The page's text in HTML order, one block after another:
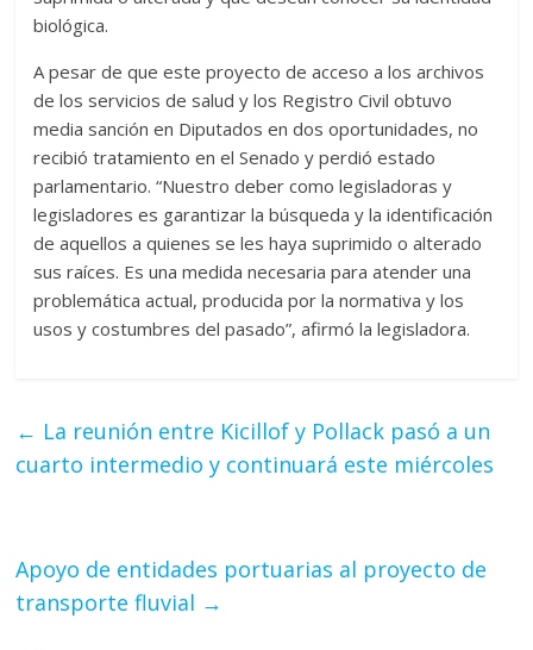
biológica.
A pesar de que este proyecto de acceso a los archivos
de los servicios de salud y los Registro Civil obtuvo
media sanción en Diputados en dos oportunidades, no
recibió tratamiento en el Senado y perdió estado
parlamentario. “Nuestro deber como legisladoras y
legisladores es garantizar la búsqueda y la identificación
de aquellos a quienes se les haya suprimido o alterado
sus raíces. Es una medida necesaria para atender una
problemática actual, producida por la normativa y los
usos y costumbres del pasado”, afirmó la legisladora.
← La reunión entre Kicillof y Pollack pasó a un
cuarto intermedio y continuará este miércoles
Apoyo de entidades portuarias al proyecto de
transporte fluvial →